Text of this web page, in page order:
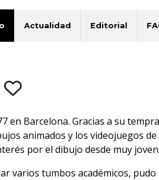
Actualidad Editorial
en Barcelona. Gracias a su
animados y los videojuegos de
por el dibujo desde muy joven.
varios tumbos académicos,